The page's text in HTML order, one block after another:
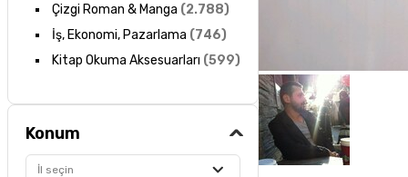
Çizgi Roman & Manga (2.788)
İş, Ekonomi, Pazarlama (746)
Kitap Okuma Aksesuarları (599)
Konum
İl seçin